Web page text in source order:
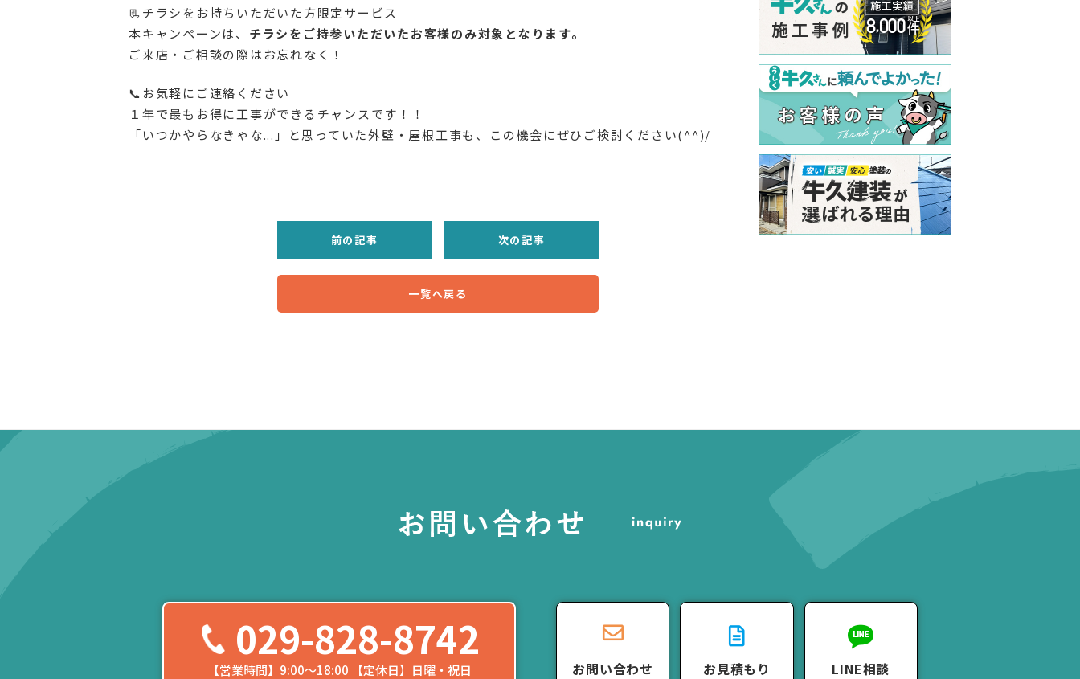
📃チラシをお持ちいただいた方限定サービス
本キャンペーンは、 チラシをご持参いただいたお客様のみ対象となります。
ご来店・ご相談の際はお忘れなく！
📞お気軽にご連絡ください
１年で最もお得に工事ができるチャンスです！！
「いつかやらなきゃな...」と思っていた外壁・屋根工事も、この機会にぜひご検討ください(^^)/
前の記事 次の記事
一覧へ戻る
029-828-8742
【営業時間】9:00〜18:00 【定休日】日曜・祝日 お問い合わせ お見積もり LINE相談